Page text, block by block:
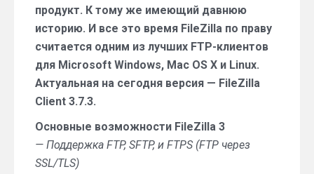
продукт. К тому же имеющий давнюю
историю. И все это время FileZilla по праву
считается одним из лучших FTP-клиентов
для Microsoft Windows, Mac OS X и Linux.
Актуальная на сегодня версия — FileZilla
Client 3.7.3.
Основные возможности FileZilla 3
— Поддержка FTP, SFTP, и FTPS (FTP через
SSL/TLS)